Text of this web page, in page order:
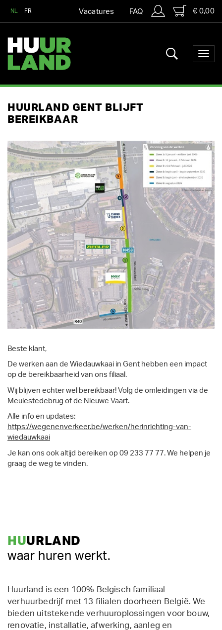
NL FR Vacatures FAQ € 0,00
HUURLAND GENT BLIJFT
BEREIKBAAR
Beste klant,
De werken aan de Wiedauwkaai in Gent hebben een impact
op de bereikbaarheid van ons filiaal.
Wij blijven echter wel bereikbaar! Volg de omleidingen via de
Meulestedebrug of de Nieuwe Vaart.
Alle info en updates:
https://wegenenverkeer.be/werken/herinrichting-van-
wiedauwkaai
Je kan ons ook altijd bereiken op 09 233 77 77. We helpen je
graag de weg te vinden.
HUURLAND
waar huren werkt.
Huurland is een 100% Belgisch familiaal
verhuurbedrijf met 13 filialen doorheen België. We
bieden uitstekende verhuuroplossingen voor bouw,
renovatie, installatie, afwerking, aanleg en